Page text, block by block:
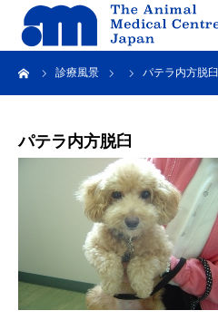
診療風景 パテラ内方脱臼
パテラ内方脱臼
Home
service
recruit
contact us